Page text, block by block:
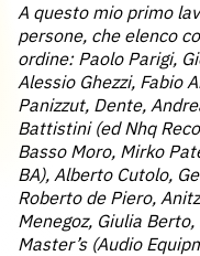
A questo mio primo
persone, che elenco
ordine: Paolo Parigi,
Alessio Ghezzi, Fabio
Panizzut, Dente,
Battistini (ed Nhq
Basso Moro, Mirko
BA), Alberto Cutolo,
Roberto de Piero,
Menegoz, Giulia
Master’s (Audio